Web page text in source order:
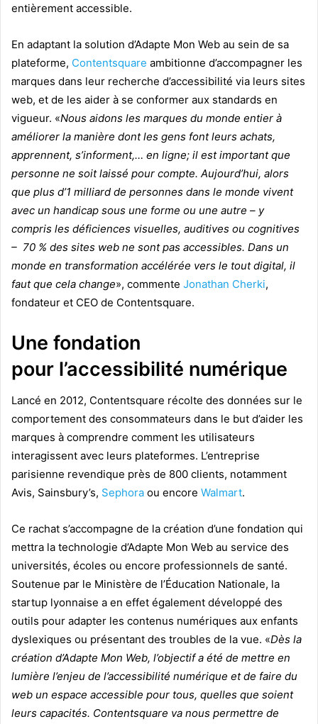
entièrement accessible.
En adaptant la solution d’Adapte Mon Web au sein de sa
plateforme, Contentsquare ambitionne d’accompagner les
marques dans leur recherche d’accessibilité via leurs sites
web, et de les aider à se conformer aux standards en
vigueur. «Nous aidons les marques du monde entier à
améliorer la manière dont les gens font leurs achats,
apprennent, s’informent,… en ligne; il est important que
personne ne soit laissé pour compte. Aujourd’hui, alors
que plus d’1 milliard de personnes dans le monde vivent
avec un handicap sous une forme ou une autre – y
compris les déficiences visuelles, auditives ou cognitives
– 70 % des sites web ne sont pas accessibles. Dans un
monde en transformation accélérée vers le tout digital, il
faut que cela change», commente Jonathan Cherki,
fondateur et CEO de Contentsquare.
Une fondation
pour l’accessibilité numérique
Lancé en 2012, Contentsquare récolte des données sur le
comportement des consommateurs dans le but d’aider les
marques à comprendre comment les utilisateurs
interagissent avec leurs plateformes. L’entreprise
parisienne revendique près de 800 clients, notamment
Avis, Sainsbury’s, Sephora ou encore Walmart.
Ce rachat s’accompagne de la création d’une fondation qui
mettra la technologie d’Adapte Mon Web au service des
universités, écoles ou encore professionnels de santé.
Soutenue par le Ministère de l’Éducation Nationale, la
startup lyonnaise a en effet également développé des
outils pour adapter les contenus numériques aux enfants
dyslexiques ou présentant des troubles de la vue. «Dès la
création d’Adapte Mon Web, l’objectif a été de mettre en
lumière l’enjeu de l’accessibilité numérique et de faire du
web un espace accessible pour tous, quelles que soient
leurs capacités. Contentsquare va nous permettre de